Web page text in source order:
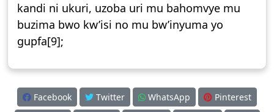
kandi ni ukuri, uzoba uri mu bahomvye mu
buzima bwo kw’isi no mu bw’inyuma yo
gupfa[9];
Facebook Twitter WhatsApp
Pinterest